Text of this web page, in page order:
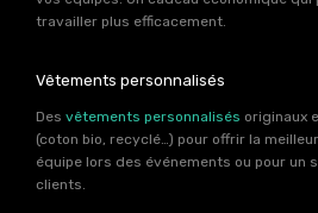
travailler plus efficacement.
Vêtements personnalisés
Des vêtements personnalisés originaux
(coton bio, recyclé…) pour offrir la
équipe lors des événements ou pour un
clients.